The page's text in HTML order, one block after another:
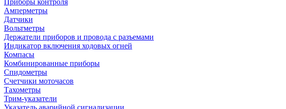
Приборы контроля
Амперметры
Датчики
Вольтметры
Держатели приборов и провода с разъемами
Индикатор включения ходовых огней
Компасы
Комбинированные приборы
Спидометры
Счетчики моточасов
Тахометры
Трим-указатели
Указатель аварийной сигнализации